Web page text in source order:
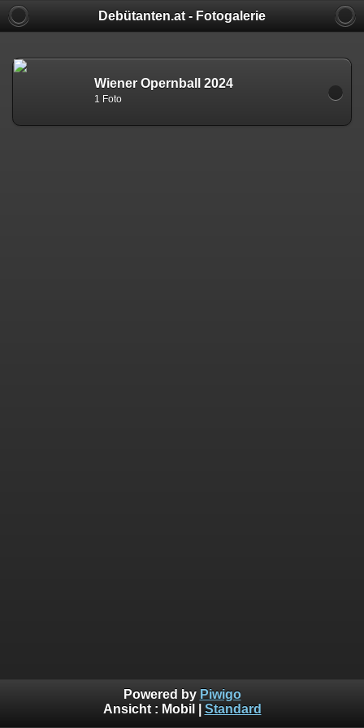
Debütanten.at - Fotogalerie
Wiener Opernball 2024
1 Foto
Powered by Piwigo
Ansicht : Mobil Standard